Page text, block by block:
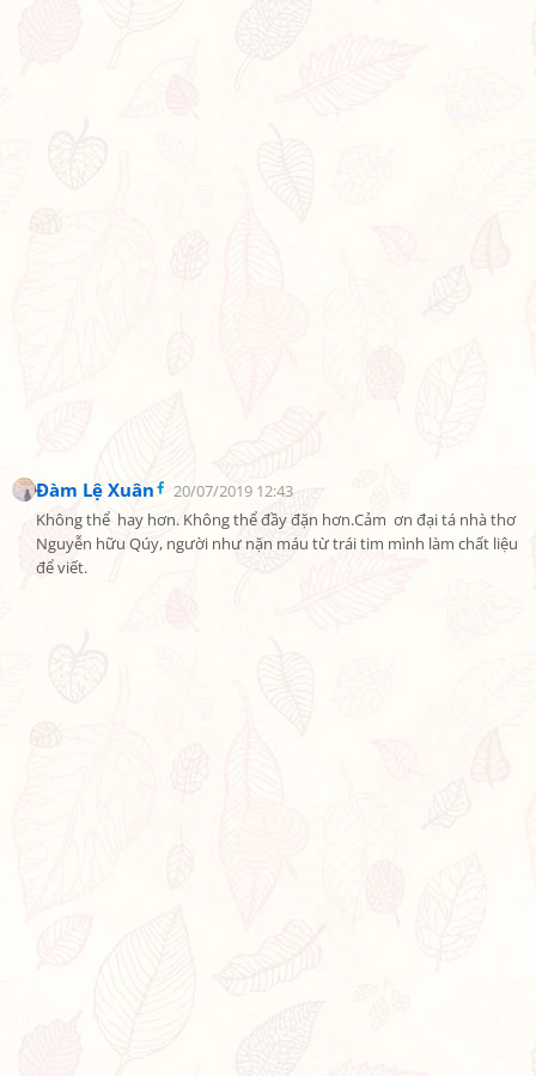
Đàm Lệ Xuân
20/07/2019 12:43
Không thể  hay hơn. Không thể đầy đặn hơn.Cảm  ơn đại tá nhà thơ
Nguyễn hữu Qúy, người như nặn máu từ trái tim mình làm chất liệu
để viết.